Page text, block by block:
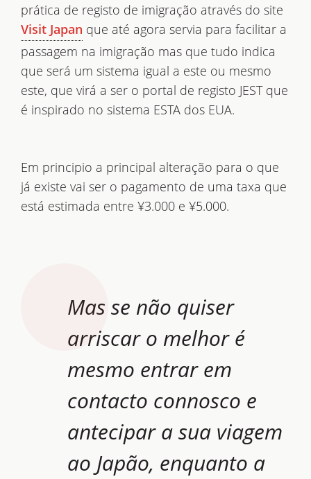
prática de registo de imigração através do site
Visit Japan que até agora servia para facilitar a
passagem na imigração mas que tudo indica
que será um sistema igual a este ou mesmo
este, que virá a ser o portal de registo JEST que
é inspirado no sistema ESTA dos EUA.
Em principio a principal alteração para o que
já existe vai ser o pagamento de uma taxa que
está estimada entre ¥3.000 e ¥5.000.
Mas se não quiser
arriscar o melhor é
mesmo entrar em
contacto connosco e
antecipar a sua viagem
ao Japão, enquanto a